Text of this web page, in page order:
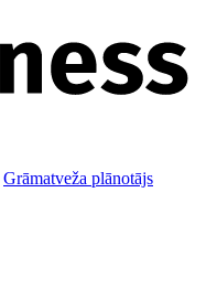
Grāmatveža plānotājs